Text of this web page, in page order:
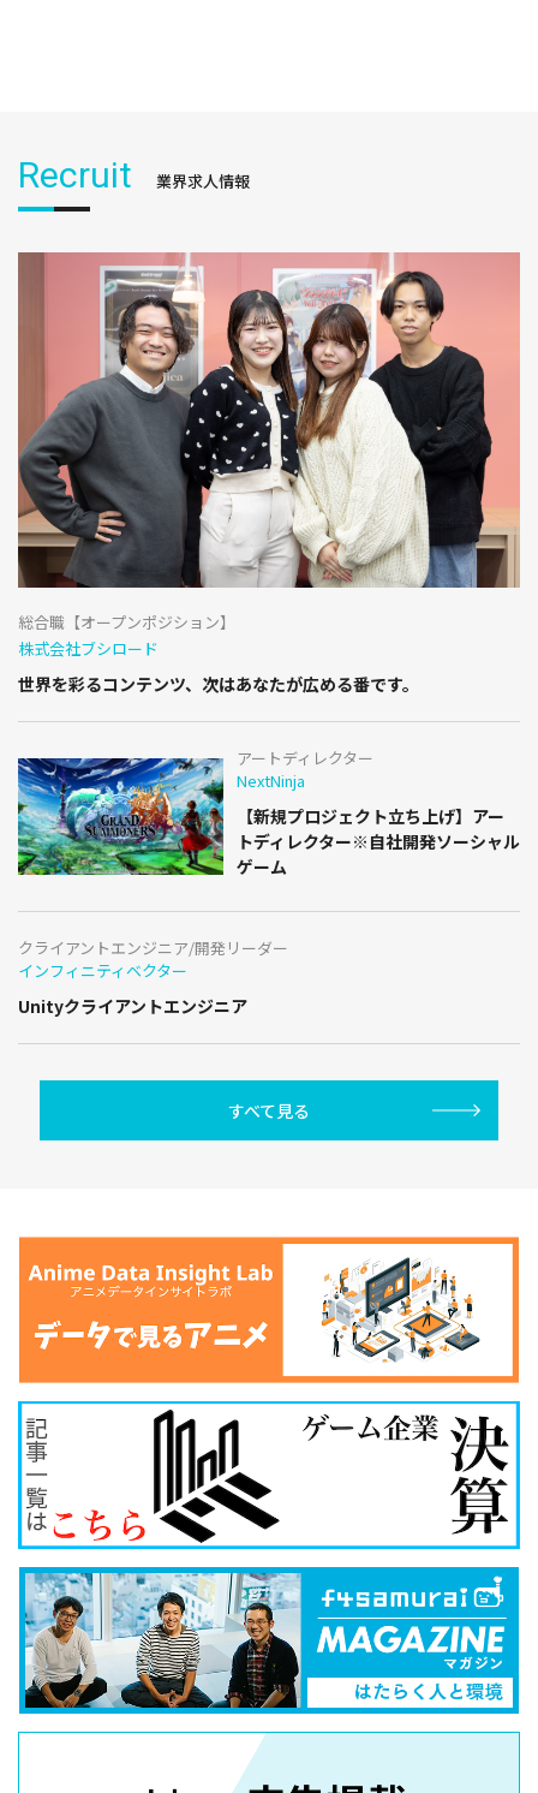
Recruit 業界求人情報
総合職【オープンポジション】
株式会社ブシロード
世界を彩るコンテンツ、次はあなたが広める番です。
アートディレクター
NextNinja
【新規プロジェクト立ち上げ】アー
トディレクター※自社開発ソーシャル
ゲーム
クライアントエンジニア/開発リーダー
インフィニティベクター
Unityクライアントエンジニア
すべて見る